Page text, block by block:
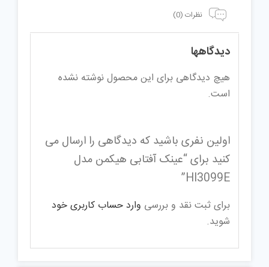
نظرات (0)
دیدگاهها
هیچ دیدگاهی برای این محصول نوشته نشده
است.
اولین نفری باشید که دیدگاهی را ارسال می
کنید برای “عینک آفتابی هیکمن مدل
HI3099E”
برای ثبت نقد و بررسی وارد حساب کاربری خود
شوید.